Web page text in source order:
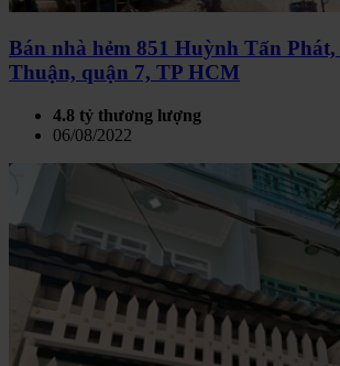
Bán nhà hẻm 851 Huỳnh Tấn
Thuận, quận 7, TP HCM
4.8 tỷ thương lượng
06/08/2022